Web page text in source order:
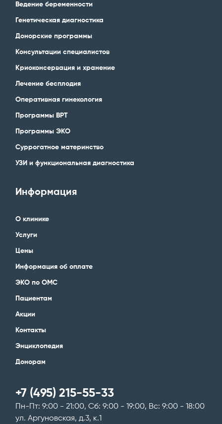
Ведение беременности
Генетическая диагностика
Донорские программы
Консультации специалистов
Криоконсервация и хранение
Лечение бесплодия
Оперативная гинекология
Программы ВРТ
Программы ЭКО
Суррогатное материнство
УЗИ и функциональная диагностика
Информация
О клинике
Услуги
Цены
Информация об оплате
ЭКО по ОМС
Пациентам
Акции
Контакты
Энциклопедия
Донорам
+7 (495) 215-55-33
Пн-Пт: 9:00 - 21:00, Сб: 9:00 - 19:00, Вс: 9:00 - 18:00
ул. Аргуновская, д.3, к.1